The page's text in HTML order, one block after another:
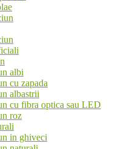
albi
cu zapada
albastrii
cu fibra optica sau LED
roz
in ghiveci